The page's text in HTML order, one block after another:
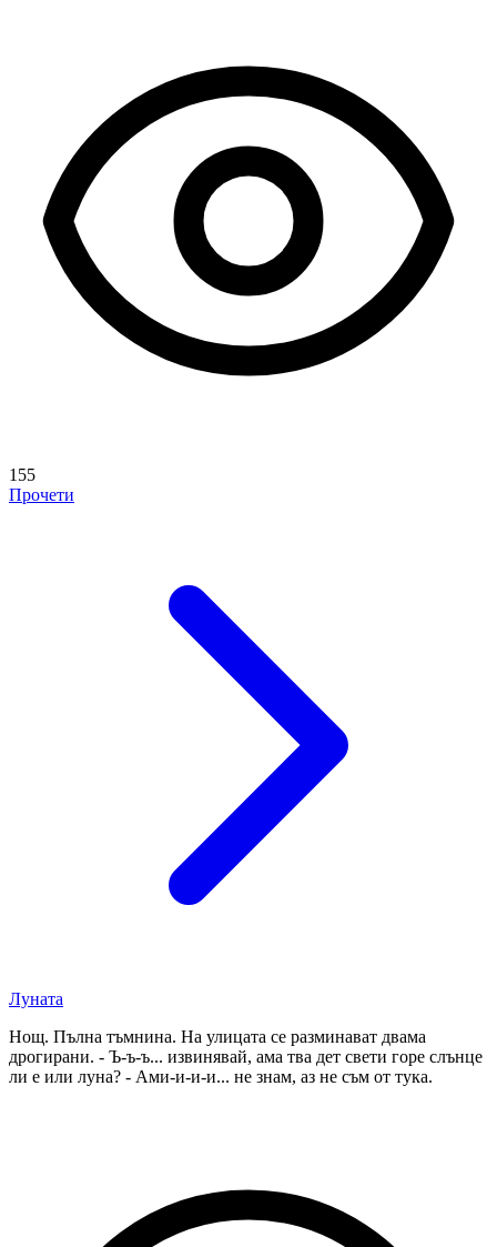
155
Прочети
Луната
Нощ. Пълна тъмнина. На улицата се разминават двама
дрогирани. - Ъ-ъ-ъ... извинявай, ама тва дет свети горе слънце
ли е или луна? - Ами-и-и-и... не знам, аз не съм от тука.